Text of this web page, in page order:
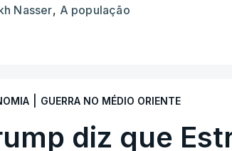
Nasser, A população
GUERRA NO MÉDIO ORIENTE
diz que